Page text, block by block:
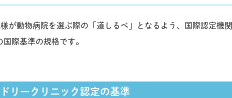
が動物病院を選ぶ際の「道しるべ」となるよう、国際認定機
際基準の規格です。
リークリニック認定の基準